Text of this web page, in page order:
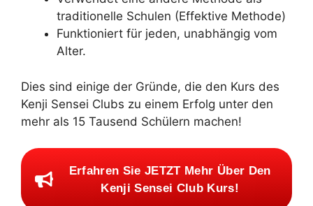
traditionelle Schulen (Effektive Methode)
Funktioniert für jeden, unabhängig vom
Alter.
Dies sind einige der Gründe, die den Kurs des
Kenji Sensei Clubs zu einem Erfolg unter den
mehr als 15 Tausend Schülern machen!
Erfahren Sie JETZT Mehr Über Den
Kenji Sensei Club Kurs!